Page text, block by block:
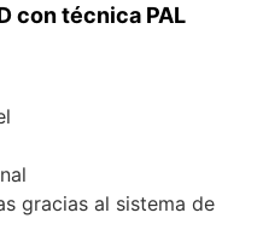
con técnica PAL
gracias al sistema de